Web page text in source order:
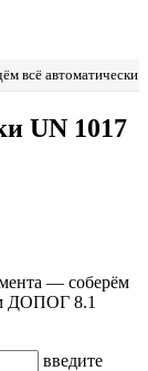
всё автоматически
UN 1017
— соберём
ДОПОГ 8.1
введите